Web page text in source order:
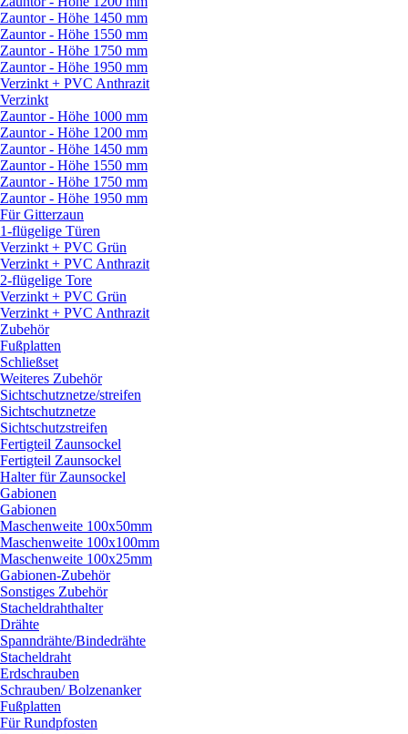
Zauntor - Höhe 1450 mm
Zauntor - Höhe 1550 mm
Zauntor - Höhe 1750 mm
Zauntor - Höhe 1950 mm
Verzinkt + PVC Anthrazit
Verzinkt
Zauntor - Höhe 1000 mm
Zauntor - Höhe 1200 mm
Zauntor - Höhe 1450 mm
Zauntor - Höhe 1550 mm
Zauntor - Höhe 1750 mm
Zauntor - Höhe 1950 mm
Für Gitterzaun
1-flügelige Türen
Verzinkt + PVC Grün
Verzinkt + PVC Anthrazit
2-flügelige Tore
Verzinkt + PVC Grün
Verzinkt + PVC Anthrazit
Zubehör
Fußplatten
Schließset
Weiteres Zubehör
Sichtschutznetze/streifen
Sichtschutznetze
Sichtschutzstreifen
Fertigteil Zaunsockel
Fertigteil Zaunsockel
Halter für Zaunsockel
Gabionen
Gabionen
Maschenweite 100x50mm
Maschenweite 100x100mm
Maschenweite 100x25mm
Gabionen-Zubehör
Sonstiges Zubehör
Stacheldrahthalter
Drähte
Spanndrähte/Bindedrähte
Stacheldraht
Erdschrauben
Schrauben/Bolzenanker
Fußplatten
Für Rundpfosten